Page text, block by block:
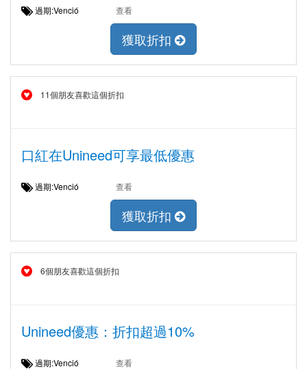
過期:Venció 查看
獲取折扣
11個朋友喜歡這個折扣
口紅在Unineed可享最低優惠
過期:Venció 查看
獲取折扣
6個朋友喜歡這個折扣
Unineed優惠：折扣超過10%
過期:Venció 查看